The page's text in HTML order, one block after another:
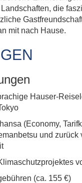
die
mit nach Hause.
Hauser-
(Economy,
und zurück
(ca. 155 €)